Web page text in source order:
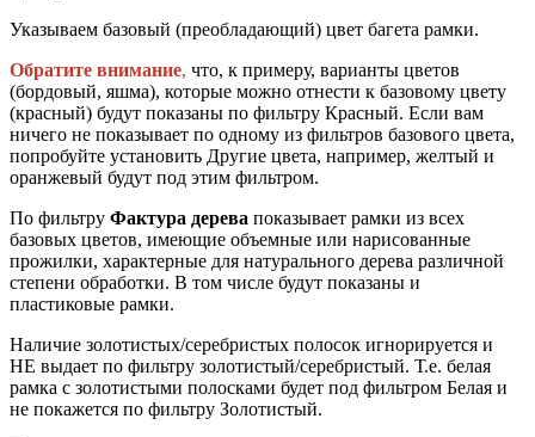
Указываем базовый (преобладающий) цвет багета рамки.
Обратите внимание, что, к примеру, варианты цветов
(бордовый, яшма), которые можно отнести к базовому цвету
(красный) будут показаны по фильтру Красный. Если вам
ничего не показывает по одному из фильтров базового цвета,
попробуйте установить Другие цвета, например, желтый и
оранжевый будут под этим фильтром.
По фильтру Фактура дерева показывает рамки из всех
базовых цветов, имеющие объемные или нарисованные
прожилки, характерные для натурального дерева различной
степени обработки. В том числе будут показаны и
пластиковые рамки.
Наличие золотистых/серебристых полосок игнорируется и
НЕ выдает по фильтру золотистый/серебристый. Т.е. белая
рамка с золотистыми полосками будет под фильтром Белая и
не покажется по фильтру Золотистый.